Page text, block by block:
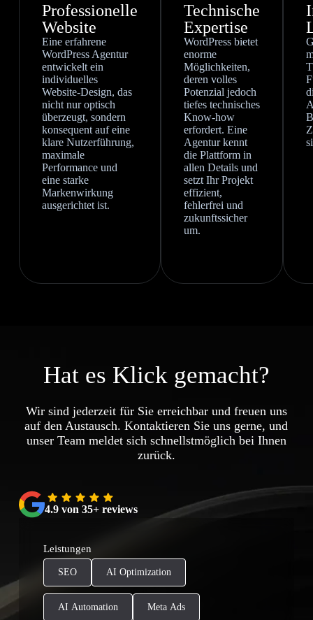
Professionelle
Website
Eine erfahrene
WordPress Agentur
entwickelt ein
individuelles
Website-Design, das
nicht nur optisch
überzeugt, sondern
konsequent auf eine
klare Nutzerführung,
maximale
Performance und
eine starke
Markenwirkung
ausgerichtet ist.
Technische
Expertise
WordPress bietet
enorme
Möglichkeiten,
deren volles
Potenzial jedoch
tiefes technisches
Know-how
erfordert. Eine
Agentur kennt
die Plattform in
allen Details und
setzt Ihr Projekt
effizient,
fehlerfrei und
zukunftssicher
um.
Hat es Klick gemacht?
Wir sind jederzeit für Sie erreichbar und freuen uns
auf den Austausch. Kontaktieren Sie uns gerne, und
unser Team meldet sich schnellstmöglich bei Ihnen
zurück.
4.9 von 35+ reviews
Leistungen
SEO AI Optimization
AI Automation Meta Ads